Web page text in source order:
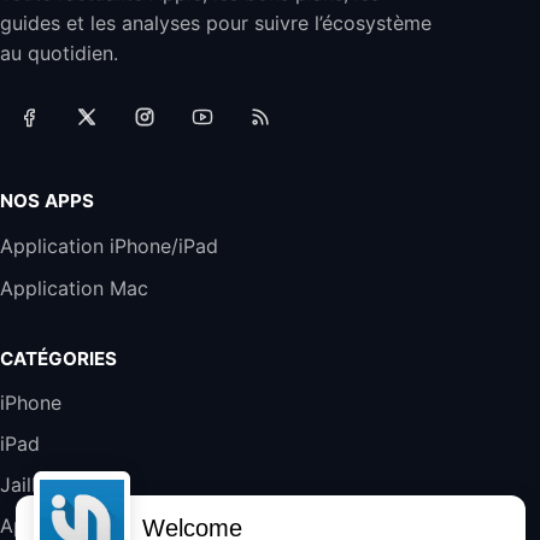
auriculaire Quick Disconnect - Casque
Filaire avec Microphone Antibruit Pour
Téléphones de Bureau
Harman Kardon SoundSticks 5 Haut-Parleur
289,47€
Blanc
357,4€
guides et les analyses pour suivre l’écosystème
au quotidien.
NOS APPS
Application iPhone/iPad
Application Mac
CATÉGORIES
iPhone
iPad
Jailbreak
Applications
Welcome